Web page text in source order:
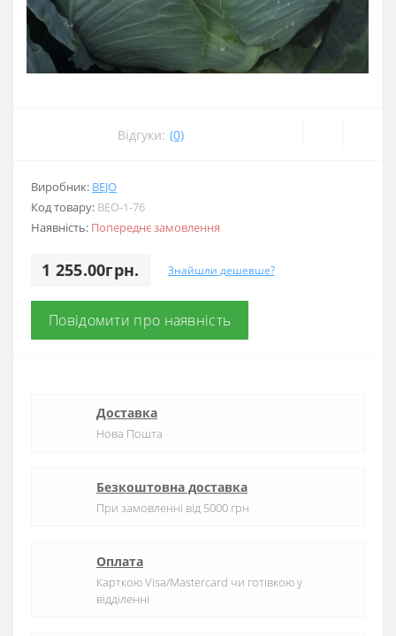
Відгуки: (0)
Виробник: BEJO
Код товару: BEO-1-76
Наявність: Попереднє замовлення
1 255.00грн. Знайшли дешевше?
Повідомити про наявність
Доставка
Нова Пошта
Безкоштовна доставка
При замовленні від 5000 грн
Оплата
Карткою Visa/Mastercard чи готівкою у
відділенні